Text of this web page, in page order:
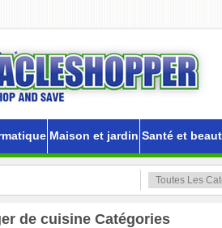
Maison et jardin Santé et
de cuisine Catégories